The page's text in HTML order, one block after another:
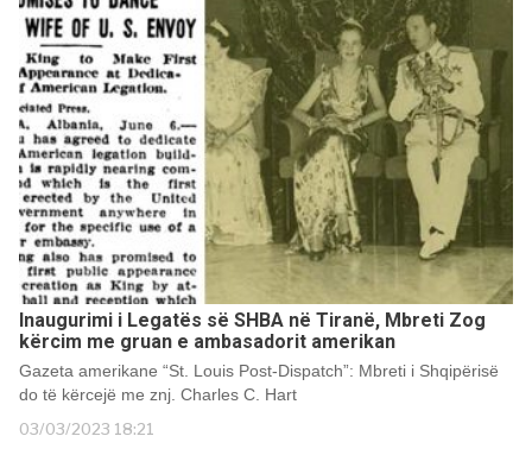
Inaugurimi i Legatës së SHBA në Tiranë, Mbreti Zog
kërcim me gruan e ambasadorit amerikan
Gazeta amerikane “St. Louis Post-Dispatch”: Mbreti i Shqipërisë
do të kërcejë me znj. Charles C. Hart
03/03/2023 18:21